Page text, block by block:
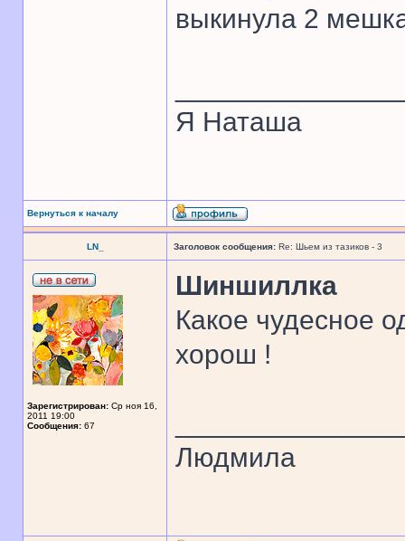
выкинула 2
Я Наташа
Вернуться к началу
LN_ Заголовок сообщения: Re: Шьем из тазиков - 3
Зарегистрирован: Ср ноя 16,
2011 19:00
Сообщения: 67
Шиншиллка
Какое чудесное
хорош !
Людмила